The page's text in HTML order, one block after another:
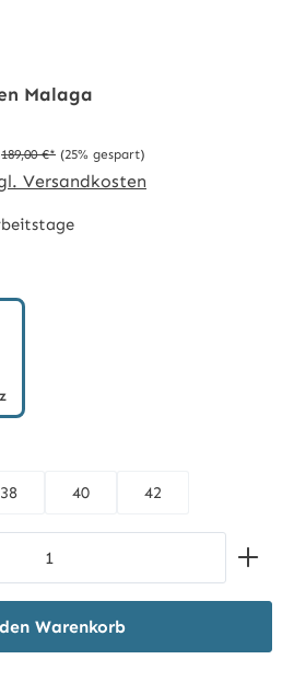
Malaga
189,00 €* (25% gespart)
Versandkosten
38 40 42
den gewünschten Wert ein
Warenkorb